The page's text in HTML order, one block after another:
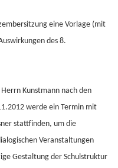
eine Vorlage (mit
des 8.
Kunstmann nach den
werde ein Termin mit
stattfinden, um die
Veranstaltungen
Gestaltung der Schulstruktur